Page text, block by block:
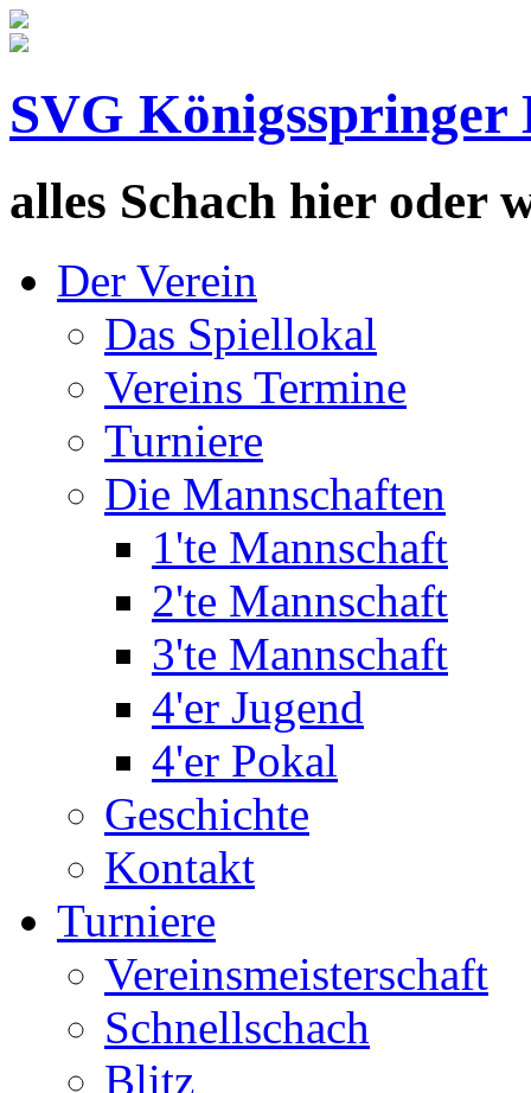
SVG Königsspringer
alles Schach hier oder
Der Verein
Das Spiellokal
Vereins Termine
Turniere
Die Mannschaften
1'te Mannschaft
2'te Mannschaft
3'te Mannschaft
4'er Jugend
4'er Pokal
Geschichte
Kontakt
Turniere
Vereinsmeisterschaft
Schnellschach
Blitz